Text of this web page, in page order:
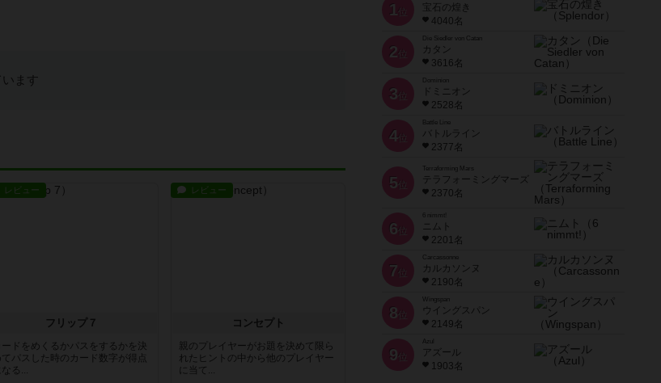
ます
レビュー
フリップ７
ードをめくるかパスをするかを決
てパスした時のカード数字が得点
なる...
レビュー
コンセプト
親のプレイヤーがお題を決めて限ら
れたヒントの中から他のプレイヤー
に当て...
1 位
宝石の煌き
4040名
2 位
Die Siedler von Catan
カタン
3616名
3 位
ドミニオン
2528名
4位
Battle Line
バトルライン
2377名
5 位
Terraforming Mars
テラフォーミングマーズ
2370名
6 位
ニムト
2201名
7 位
Carcassonne
カルカソンヌ
2190名
8 位
Wingspan
ウイングスパン
2149名
9 位
Azul
アズール
1903名